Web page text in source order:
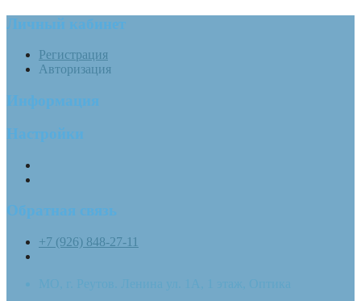
Личный кабинет
Регистрация
Авторизация
Информация
Настройки
Обратная связь
+7 (926) 848-27-11